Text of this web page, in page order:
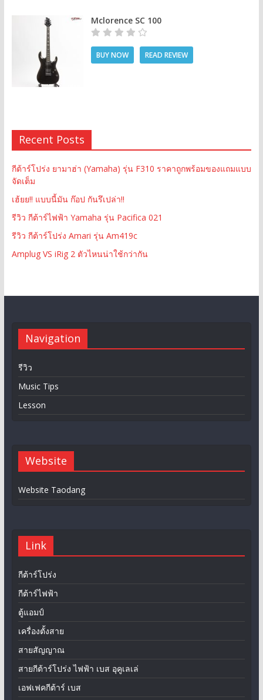
Mclorence SC 100
BUY NOW READ REVIEW
Recent Posts
กีต้าร์โปร่ง ยามาฮ่า (Yamaha) รุ่น F310 ราคาถูกพร้อมของแถมแบบ
จัดเต็ม
เฮ้ยย!! แบบนี้มัน ก๊อป กันรึเปล่า!!
รีวิว กีต้าร์ไฟฟ้า Yamaha รุ่น Pacifica 021
รีวิว กีต้าร์โปร่ง Amari รุ่น Am419c
Amplug VS iRig 2 ตัวไหนน่าใช้กว่ากัน
Navigation
รีวิว
Music Tips
Lesson
Website
Website Taodang
Link
กีต้าร์โปร่ง
กีต้าร์ไฟฟ้า
ตู้แอมป์
เครื่องตั้งสาย
สายสัญญาณ
สายกีต้าร์โปร่ง ไฟฟ้า เบส อุคูเลเล่
เอฟเฟคกีต้าร์ เบส